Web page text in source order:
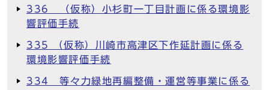
336 （仮称）小杉町一丁目計画に係る環境影
響評価手続
335 （仮称）川崎市高津区下作延計画に係る
環境影響評価手続
334 等々力緑地再編整備・運営等事業に係る